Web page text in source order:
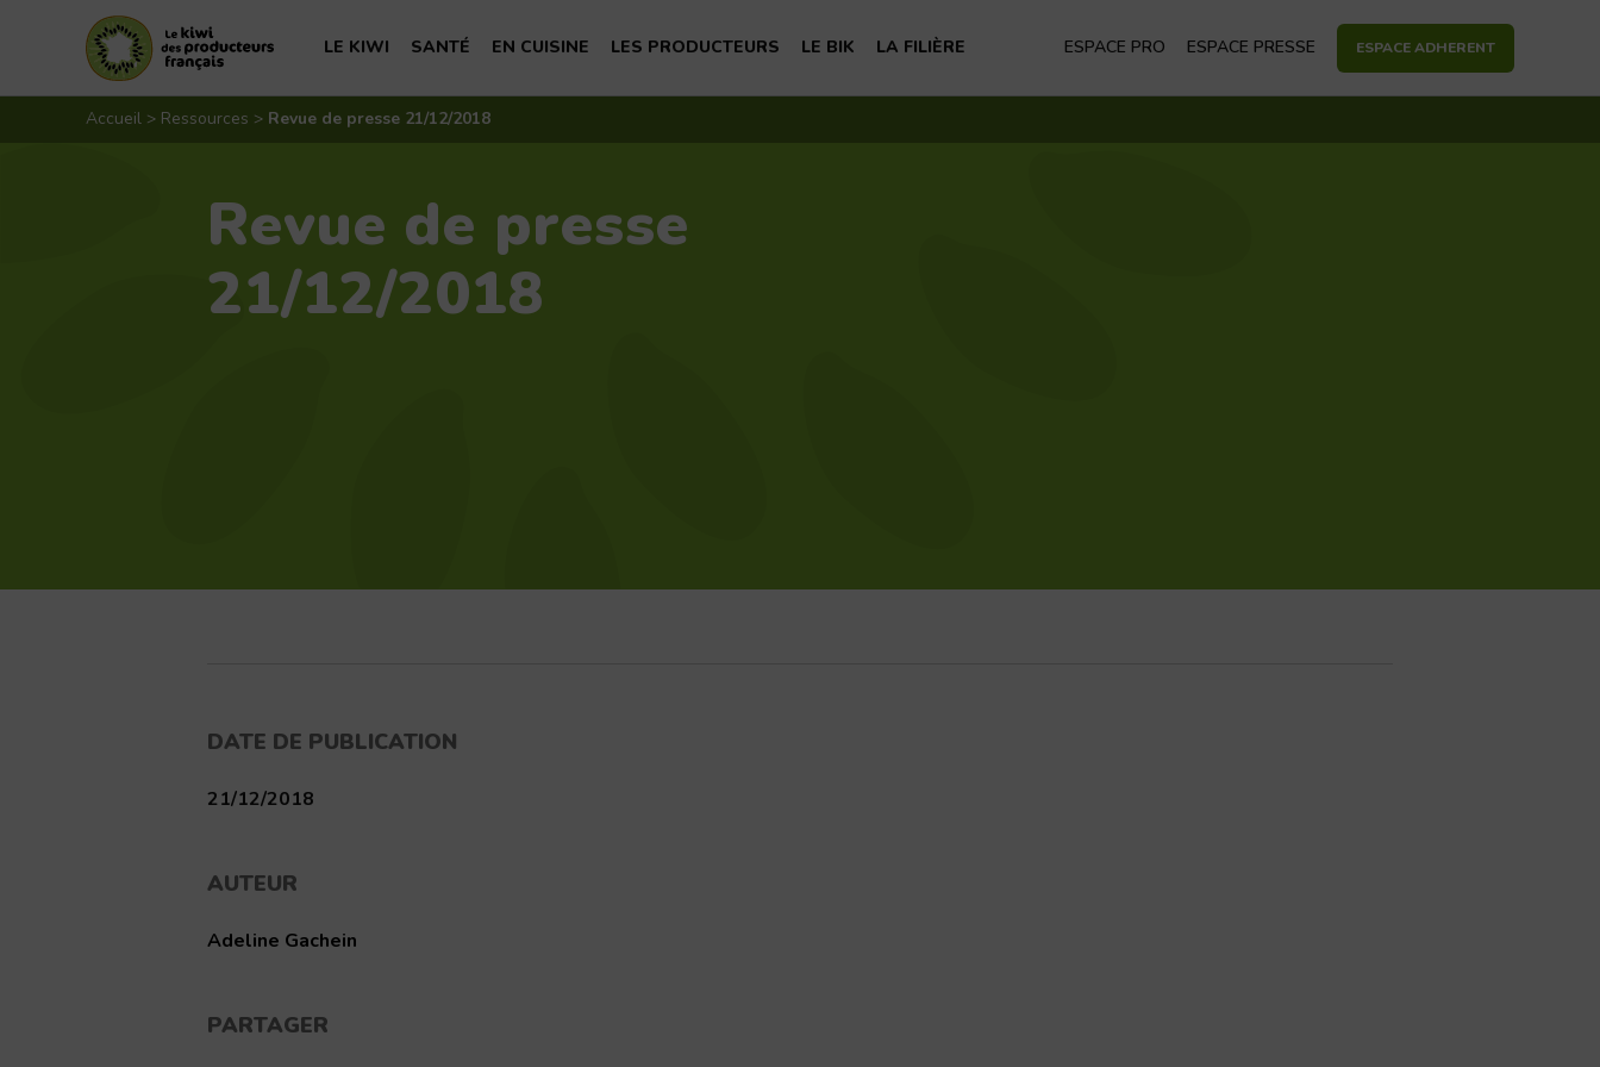
Aller
au
contenu
LE KIWI
La grande histoire du kiwi
Régions de production
Le kiwi en chiffres
Kestions Kiwi
Actualités
SANTÉ
Un fruit pour toute la famille
Valeurs nutritionnelles du kiwi
EN CUISINE
Bien choisir son kiwi
LES PRODUCTEURS LE BIK LA FILIÈRE ESPACE PRO ESPACE PRESSE ESPACE ADHERENT
Accueil > Ressources > Revue de presse 21/12/2018
Revue de presse
21/12/2018
DATE DE PUBLICATION
21/12/2018
AUTEUR
Adeline Gachein
PARTAGER